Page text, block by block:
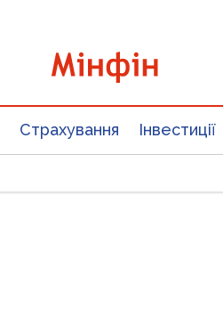
Страхування Інвестиції